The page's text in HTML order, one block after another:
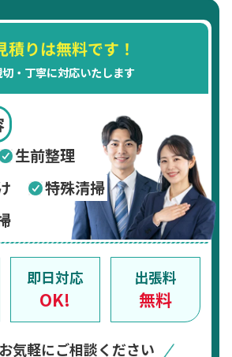
積りは無料です！
・丁寧に対応いたします
生前整理
特殊清掃
即日対応
OK!
出張料
無料
気軽にご相談ください